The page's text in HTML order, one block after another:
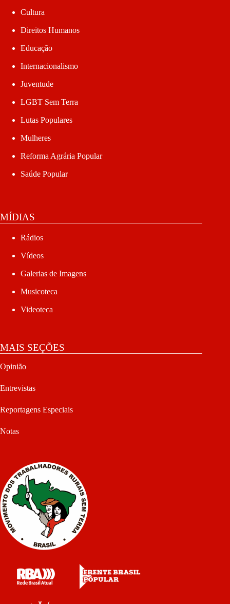
Cultura
Direitos Humanos
Educação
Internacionalismo
Juventude
LGBT Sem Terra
Lutas Populares
Mulheres
Reforma Agrária Popular
Saúde Popular
MÍDIAS
Rádios
Vídeos
Galerias de Imagens
Musicoteca
Videoteca
MAIS SEÇÕES
Opinião
Entrevistas
Reportagens Especiais
Notas